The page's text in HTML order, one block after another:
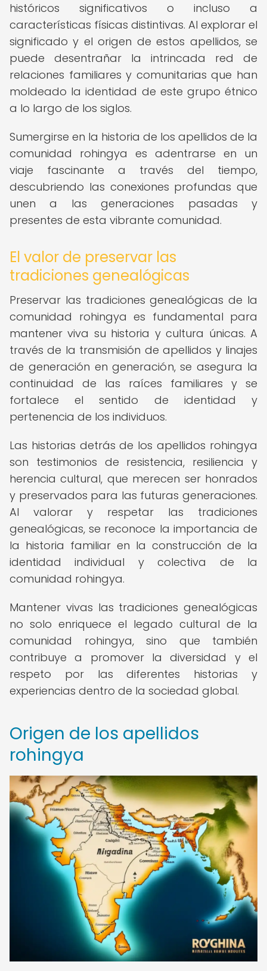
históricos significativos o incluso a
características físicas distintivas. Al explorar el
significado y el origen de estos apellidos, se
puede desentrañar la intrincada red de
relaciones familiares y comunitarias que han
moldeado la identidad de este grupo étnico
a lo largo de los siglos.
Sumergirse en la historia de los apellidos de la
comunidad rohingya es adentrarse en un
viaje fascinante a través del tiempo,
descubriendo las conexiones profundas que
unen a las generaciones pasadas y
presentes de esta vibrante comunidad.
El valor de preservar las
tradiciones genealógicas
Preservar las tradiciones genealógicas de la
comunidad rohingya es fundamental para
mantener viva su historia y cultura únicas. A
través de la transmisión de apellidos y linajes
de generación en generación, se asegura la
continuidad de las raíces familiares y se
fortalece el sentido de identidad y
pertenencia de los individuos.
Las historias detrás de los apellidos rohingya
son testimonios de resistencia, resiliencia y
herencia cultural, que merecen ser honrados
y preservados para las futuras generaciones.
Al valorar y respetar las tradiciones
genealógicas, se reconoce la importancia de
la historia familiar en la construcción de la
identidad individual y colectiva de la
comunidad rohingya.
Mantener vivas las tradiciones genealógicas
no solo enriquece el legado cultural de la
comunidad rohingya, sino que también
contribuye a promover la diversidad y el
respeto por las diferentes historias y
experiencias dentro de la sociedad global.
Origen de los apellidos
rohingya